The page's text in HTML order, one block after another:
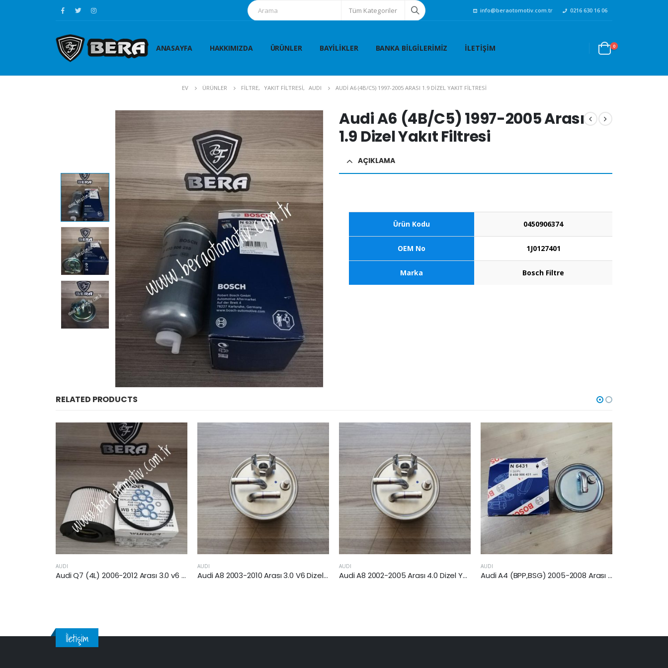
Tüm Kategoriler info@beraotomotiv.com.tr 0216 630 16 06
ANASAYFA HAKKIMIZDA ÜRÜNLER BAYILIKLER BANKA BILGILERIMIZ İLETIŞIM 0
EV ÜRÜNLER FİLTRE, YAKIT FİLTRESİ, AUDI AUDI A6 (4B/C5) 1997-2005 ARASI 1.9 DIZEL YAKIT FILTRESI
Audi A6 (4B/C5) 1997-2005 Arası
1.9 Dizel Yakıt Filtresi
AÇIKLAMA
Ürün Kodu 0450906374
OEM No 1J0127401
Marka Bosch Filtre
RELATED PRODUCTS
AUDI
Audi A8 2003-2010 Arası 3.0 V6 Dizel Yakıt Filtresi
AUDI
Audi A8 2002-2005 Arası 4.0 Dizel Yakıt Filtresi
AUDI
Audi A4 (BPP,BSG) 2005-2008 Arası 2.7 TDI V6 Yakıt Filtresi
AUDI
Audi A6 (4F/C6) 2004-2011 Arası 2.7 Dizel Yakıt Filtresi
İletişim